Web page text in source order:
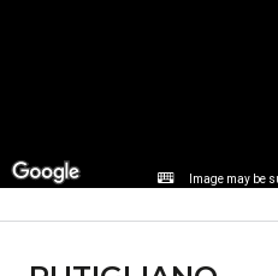
Image may be